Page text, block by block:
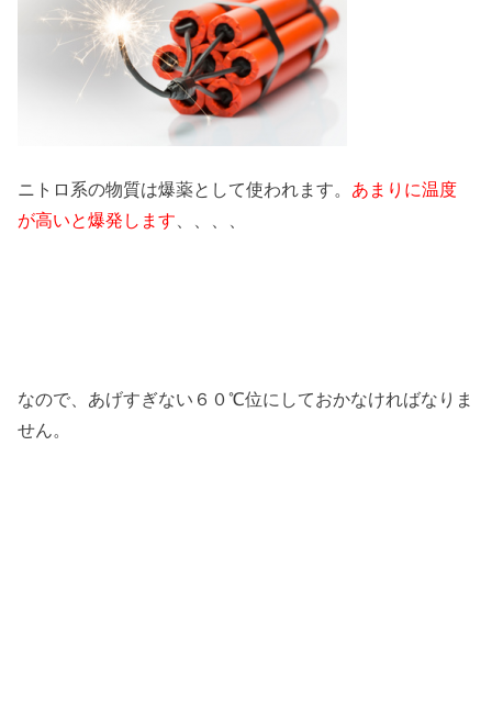
ニトロ系の物質は爆薬として使われます。 あまりに温度
が高いと爆発します
なので、あげすぎない６０℃位にしておかなければなりま
せん。